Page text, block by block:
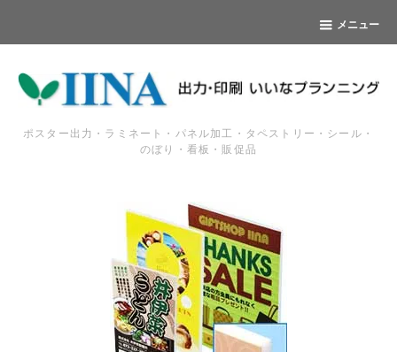
メニュー
ポスター出力・ラミネート・パネル加工・タペストリー・シール・
のぼり・看板・販促品